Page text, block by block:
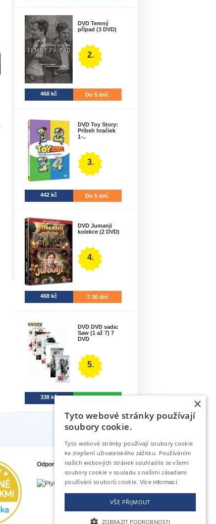
DVD Temný
případ (3 DVD)
2.
468 kč Do 5 dní.
DVD Toy Story:
Príbeh hračiek
1-..
3.
442 kč Do 5 dní.
DVD Jumanji
kolekce (2 DVD)
4.
468 kč 7-30 dní
DVD DVD sada:
Saw (1 až 7) 7
DVD
5.
338 kč
Odporúčame tiež
×
Tyto webové stránky používají
soubory cookie.
Tyto webové stránky používají soubory cookie
ke zlepšení uživatelského zážitku. Používáním
našich webových stránek souhlasíte se všemi
soubory cookie v souladu s našimi zásadami
používání souborů cookie. Více informací
VŠE PŘIJMOUT
ZOBRAZIT PODROBNOSTI